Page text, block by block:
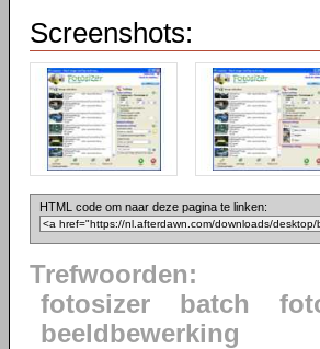
Screenshots:
HTML code om naar deze pagina te linken:
Trefwoorden:
fotosizer
batch
beeldbewerking